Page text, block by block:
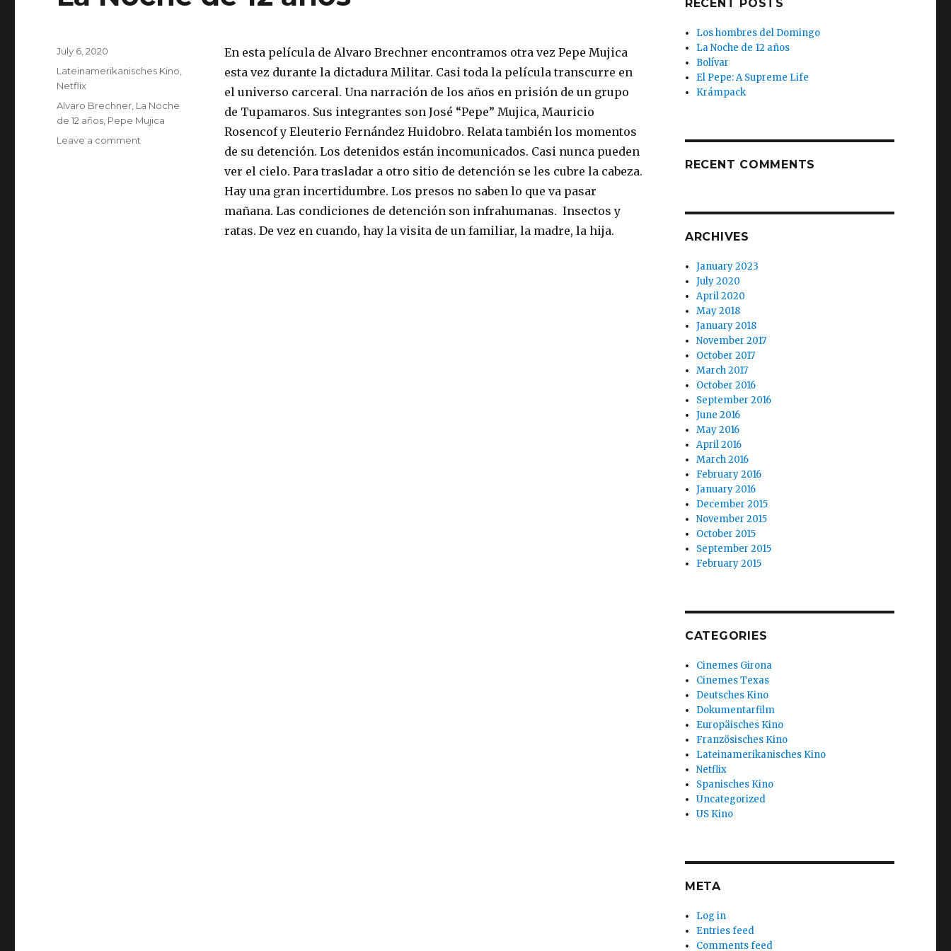
En esta película de Alvaro Brechner encontramos otra vez Pepe Mujica
esta vez durante la dictadura Militar. Casi toda la película transcurre en
el universo carceral. Una narración de los años en prisión de un grupo
de Tupamaros. Sus integrantes son José “Pepe” Mujica, Mauricio
Rosencof y Eleuterio Fernández Huidobro. Relata también los momentos
de su detención. Los detenidos están incomunicados. Casi nunca pueden
ver el cielo. Para trasladar a otro sitio de detención se les cubre la cabeza.
Hay una gran incertidumbre. Los presos no saben lo que va pasar
mañana. Las condiciones de detención son infrahumanas. Insectos y
ratas. De vez en cuando, hay la visita de un familiar, la madre, la hija.
Posted
July 6, 2020
Categories
Lateinamerikanisches Kino
Netflix
Tags
Alvaro Brechner La Noche
de 12 años Pepe Mujica
Leave a comment
RECENT POSTS
Los hombres del Domingo
La Noche de 12 años
Bolívar
El Pepe: A Supreme Life
Krámpack
RECENT COMMENTS
ARCHIVES
January 2023
July 2020
April 2020
May 2018
January 2018
November 2017
October 2017
March 2017
October 2016
September 2016
June 2016
May 2016
April 2016
March 2016
February 2016
January 2016
December 2015
November 2015
October 2015
September 2015
February 2015
CATEGORIES
Cinemes Girona
Cinemes Texas
Deutsches Kino
Dokumentarfilm
Europäisches Kino
Französisches Kino
Lateinamerikanisches Kino
Netflix
Spanisches Kino
Uncategorized
US Kino
META
Log in
Entries feed
Comments feed